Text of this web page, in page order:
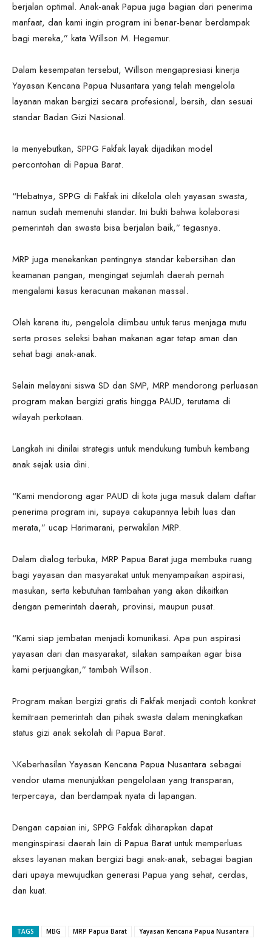
berjalan optimal. Anak-anak Papua juga bagian dari penerima
manfaat, dan kami ingin program ini benar-benar berdampak
bagi mereka,” kata Willson M. Hegemur.
Dalam kesempatan tersebut, Willson mengapresiasi kinerja
Yayasan Kencana Papua Nusantara yang telah mengelola
layanan makan bergizi secara profesional, bersih, dan sesuai
standar Badan Gizi Nasional.
Ia menyebutkan, SPPG Fakfak layak dijadikan model
percontohan di Papua Barat.
“Hebatnya, SPPG di Fakfak ini dikelola oleh yayasan swasta,
namun sudah memenuhi standar. Ini bukti bahwa kolaborasi
pemerintah dan swasta bisa berjalan baik,” tegasnya.
MRP juga menekankan pentingnya standar kebersihan dan
keamanan pangan, mengingat sejumlah daerah pernah
mengalami kasus keracunan makanan massal.
Oleh karena itu, pengelola diimbau untuk terus menjaga mutu
serta proses seleksi bahan makanan agar tetap aman dan
sehat bagi anak-anak.
Selain melayani siswa SD dan SMP, MRP mendorong perluasan
program makan bergizi gratis hingga PAUD, terutama di
wilayah perkotaan.
Langkah ini dinilai strategis untuk mendukung tumbuh kembang
anak sejak usia dini.
“Kami mendorong agar PAUD di kota juga masuk dalam daftar
penerima program ini, supaya cakupannya lebih luas dan
merata,” ucap Harimarani, perwakilan MRP.
Dalam dialog terbuka, MRP Papua Barat juga membuka ruang
bagi yayasan dan masyarakat untuk menyampaikan aspirasi,
masukan, serta kebutuhan tambahan yang akan dikaitkan
dengan pemerintah daerah, provinsi, maupun pusat.
“Kami siap jembatan menjadi komunikasi. Apa pun aspirasi
yayasan dari dan masyarakat, silakan sampaikan agar bisa
kami perjuangkan,” tambah Willson.
Program makan bergizi gratis di Fakfak menjadi contoh konkret
kemitraan pemerintah dan pihak swasta dalam meningkatkan
status gizi anak sekolah di Papua Barat.
\Keberhasilan Yayasan Kencana Papua Nusantara sebagai
vendor utama menunjukkan pengelolaan yang transparan,
terpercaya, dan berdampak nyata di lapangan.
Dengan capaian ini, SPPG Fakfak diharapkan dapat
menginspirasi daerah lain di Papua Barat untuk memperluas
akses layanan makan bergizi bagi anak-anak, sebagai bagian
dari upaya mewujudkan generasi Papua yang sehat, cerdas,
dan kuat.
TAGS MBG MRP Papua Barat Yayasan Kencana Papua Nusantara